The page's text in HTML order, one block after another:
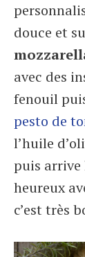
douce et
avec des
fenouil
pesto de
l’huile
puis arrive
heureux
c’est très